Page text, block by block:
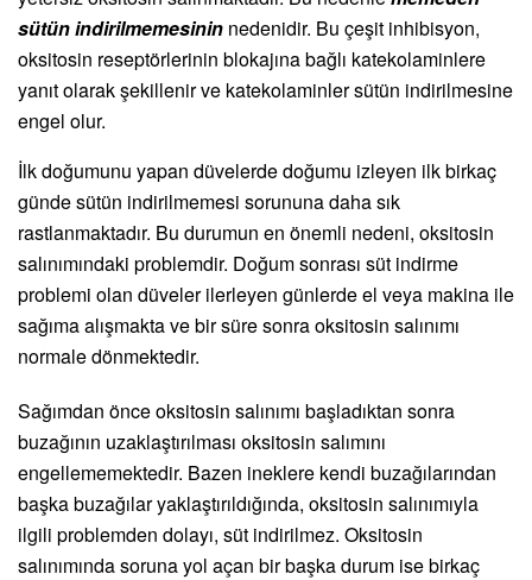
sütün indirilmemesinin nedenidir. Bu çeşit inhibisyon,
oksitosin reseptörlerinin blokajına bağlı katekolaminlere
yanıt olarak şekillenir ve katekolaminler sütün indirilmesine
engel olur.
İlk doğumunu yapan düvelerde doğumu izleyen ilk birkaç
günde sütün indirilmemesi sorununa daha sık
rastlanmaktadır. Bu durumun en önemli nedeni, oksitosin
salınımındaki problemdir. Doğum sonrası süt indirme
problemi olan düveler ilerleyen günlerde el veya makina ile
sağıma alışmakta ve bir süre sonra oksitosin salınımı
normale dönmektedir.
Sağımdan önce oksitosin salınımı başladıktan sonra
buzağının uzaklaştırılması oksitosin salımını
engellememektedir. Bazen ineklere kendi buzağılarından
başka buzağılar yaklaştırıldığında, oksitosin salınımıyla
ilgili problemden dolayı, süt indirilmez. Oksitosin
salınımında soruna yol açan bir başka durum ise birkaç